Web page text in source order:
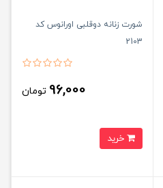
شورت زنانه دوقلبی اورانوس کد
2103
96,000 تومان